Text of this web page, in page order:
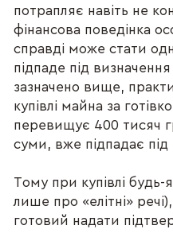
потрапляє навіть не
фінансова поведінка
справді може стати
підпаде під
зазначено вище,
купівлі майна за
перевищує 400 тисяч
суми, вже підпадає під
Тому при купівлі будь-
лише про «елітні»
готовий надати